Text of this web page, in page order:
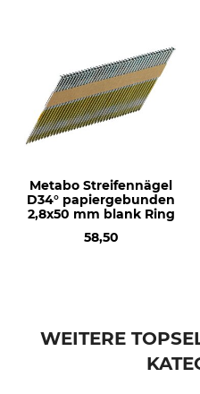
Metabo Streifennägel
D34° papiergebunden
2,8x50 mm blank Ring
58,50
WEITERE